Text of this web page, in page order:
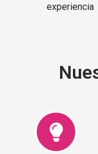
experiencia